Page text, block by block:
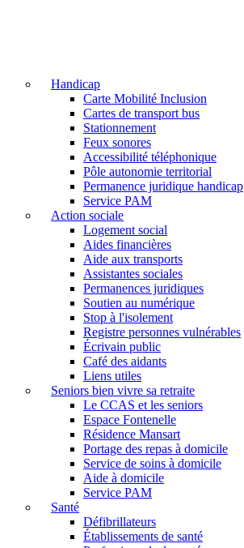
Handicap
Carte Mobilité Inclusion
Cartes de transport bus
Stationnement
Feux sonores
Accessibilité téléphonique
Pôle autonomie territorial
Permanence juridique handicap
Service PAM
Action sociale
Logement social
Aides financières
Aide aux transports
Assistantes sociales
Permanences juridiques
Soutien au numérique
Stop à l'isolement
Registre personnes vulnérables
Écrivain public
Café des aidants
Liens utiles
Seniors bien vivre sa retraite
Le CCAS et les seniors
Espace Fontenelle
Résidence Mansart
Portage des repas à domicile
Service de soins à domicile
Aide à domicile
Service PAM
Santé
Défibrillateurs
Établissements de santé